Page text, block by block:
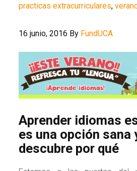
practicas extracurriculares,
16 junio, 2016 By FundUCA
Aprender idiomas
es una opción sana
descubre por qué